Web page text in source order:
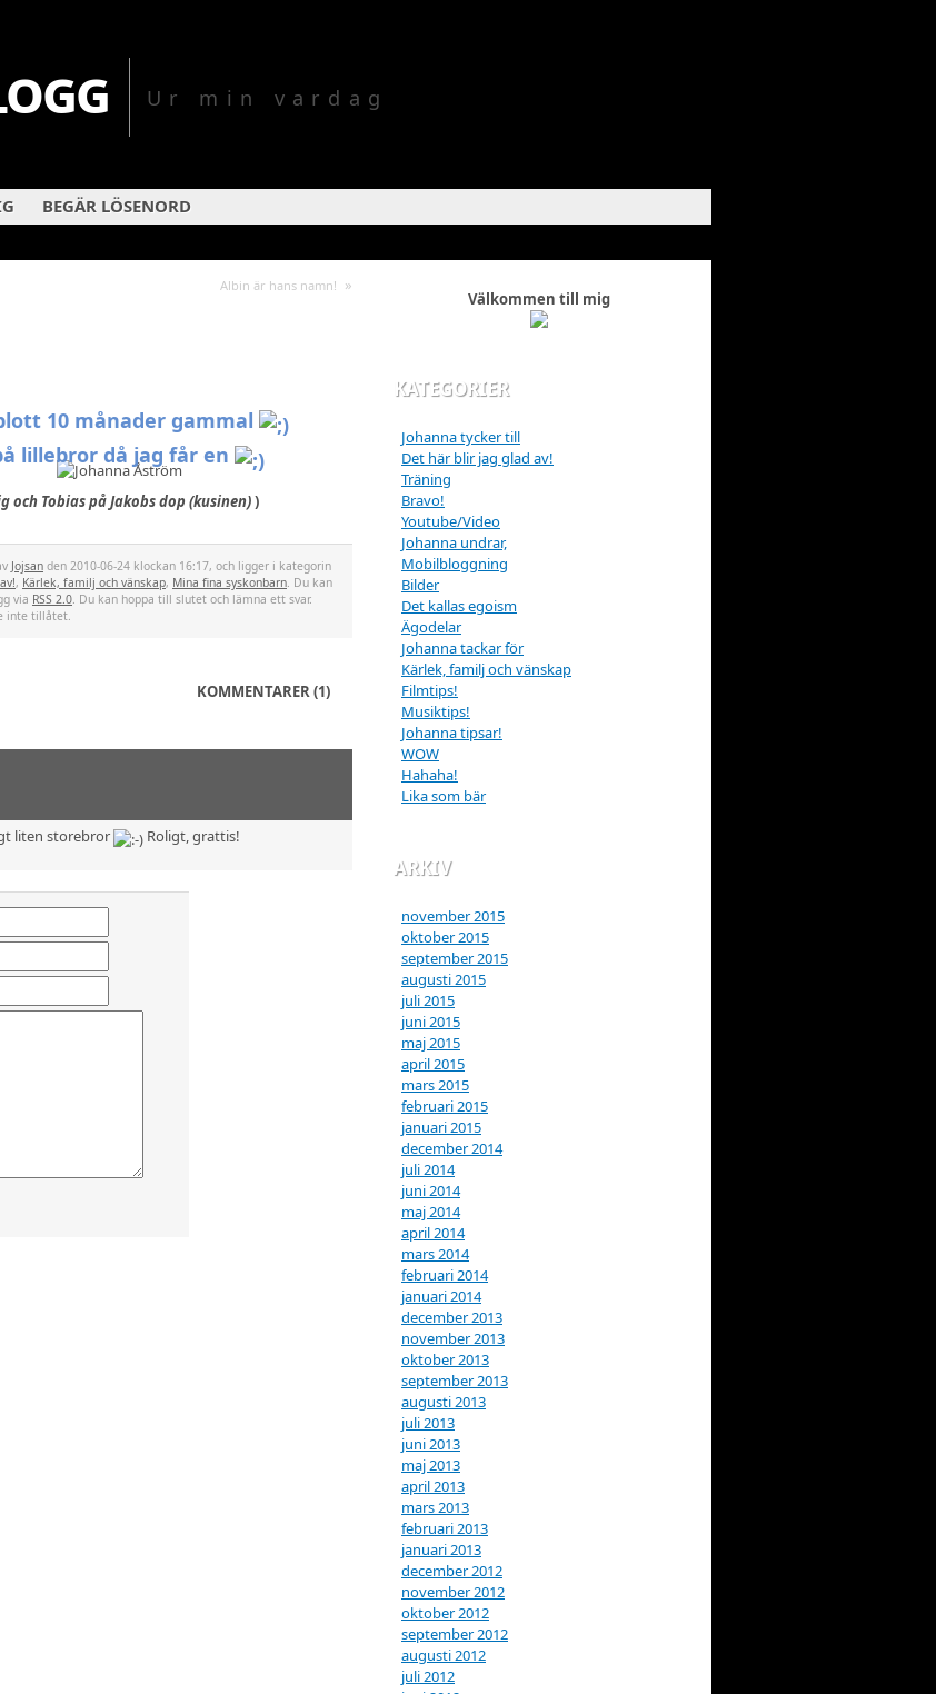
Ur min vardag
BEGÄR LÖSENORD
Albin är hans namn! »
10 månader gammal
lillebror då jag får en
Tobias på Jakobs dop (kusinen))
Jojsan den 2010-06-24 klockan 16:17, och ligger i kategorin
, Kärlek, familj och vänskap, Mina fina syskonbarn. Du kan
via RSS 2.0. Du kan hoppa till slutet och lämna ett svar.
inte tillåtet.
KOMMENTARER (1)
liten storebror Roligt, grattis!
Välkommen till mig
KATEGORIER
Johanna tycker till
Det här blir jag glad av!
Träning
Bravo!
Youtube/Video
Johanna undrar,
Mobilbloggning
Bilder
Det kallas egoism
Ägodelar
Johanna tackar för
Kärlek, familj och vänskap
Filmtips!
Musiktips!
Johanna tipsar!
WOW
Hahaha!
Lika som bär
ARKIV
november 2015
oktober 2015
september 2015
augusti 2015
juli 2015
juni 2015
maj 2015
april 2015
mars 2015
februari 2015
januari 2015
december 2014
juli 2014
juni 2014
maj 2014
april 2014
mars 2014
februari 2014
januari 2014
december 2013
november 2013
oktober 2013
september 2013
augusti 2013
juli 2013
juni 2013
maj 2013
april 2013
mars 2013
februari 2013
januari 2013
december 2012
november 2012
oktober 2012
september 2012
augusti 2012
juli 2012